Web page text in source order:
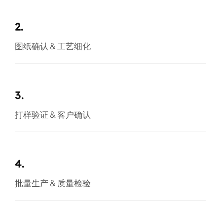
2.
图纸确认 & 工艺细化
3.
打样验证 & 客户确认
4.
批量生产 & 质量检验